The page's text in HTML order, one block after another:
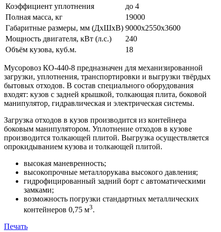
Коэффициент уплотнения
до 4
Полная масса, кг
19000
Габаритные размеры, мм (ДхШхВ) 9000x2550x3600
Мощность двигателя, кВт (л.с.)
240
Объём кузова, куб.м.
18
Мусоровоз КО-440-8 предназначен для механизированной
загрузки, уплотнения, транспортировки и выгрузки твёрдых
бытовых отходов. В состав специального оборудования
входят: кузов с задней крышкой, толкающая плита, боковой
манипулятор, гидравлическая и электрическая системы.
Загрузка отходов в кузов производится из контейнера
боковым манипулятором. Уплотнение отходов в кузове
производится толкающей плитой. Выгрузка осуществляется
опрокидыванием кузова и толкающей плитой.
высокая маневренность;
высокопрочные металлорукава высокого давления;
гидрофицированный задний борт с автоматическими
замками;
возможность погрузки стандартных металлических
контейнеров 0,75 м3.
Печать